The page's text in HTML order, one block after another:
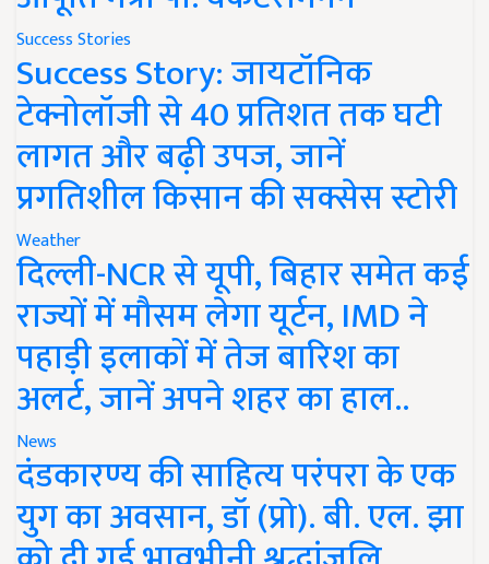
Success Stories
Success Story: जायटॉनिक
टेक्नोलॉजी से 40 प्रतिशत तक घटी
लागत और बढ़ी उपज, जानें
प्रगतिशील किसान की सक्सेस स्टोरी
Weather
दिल्ली-NCR से यूपी, बिहार समेत कई
राज्यों में मौसम लेगा यूर्टन, IMD ने
पहाड़ी इलाकों में तेज बारिश का
अलर्ट, जानें अपने शहर का हाल..
News
दंडकारण्य की साहित्य परंपरा के एक
युग का अवसान, डॉ (प्रो). बी. एल. झा